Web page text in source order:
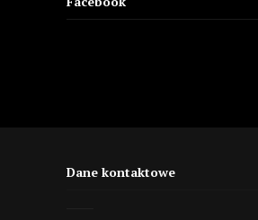
Dane kontaktowe